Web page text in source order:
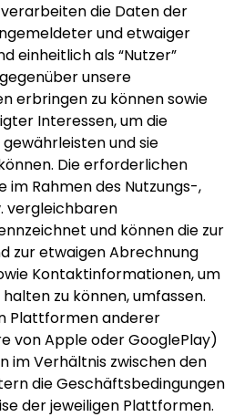
die Daten der
und etwaiger
einheitlich als “Nutzer”
unsere
erbringen zu können sowie
Interessen, um die
und sie
Die erforderlichen
im Rahmen des Nutzungs-,
vergleichbaren
und können die zur
zur etwaigen Abrechnung
Kontaktinformationen, um
zu können, umfassen.
Plattformen anderer
von Apple oder GooglePlay)
im Verhältnis zwischen den
die Geschäftsbedingungen
der jeweiligen Plattformen.